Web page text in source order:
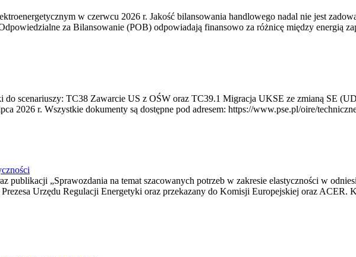
w czerwcu 2026 r. Jakość bilansowania handlowego nadal nie jest
za Bilansowanie (POB) odpowiadają finansowo za różnicę między energią
scenariuszy: TC38 Zawarcie US z OŚW oraz TC39.1 Migracja UKSE ze zmianą SE
2026 r. Wszystkie dokumenty są dostępne pod adresem: https://www.pse.pl/oire/
publikacji „Sprawozdania na temat szacowanych potrzeb w zakresie elastyczności w
Urzędu Regulacji Energetyki oraz przekazany do Komisji Europejskiej oraz ACER.